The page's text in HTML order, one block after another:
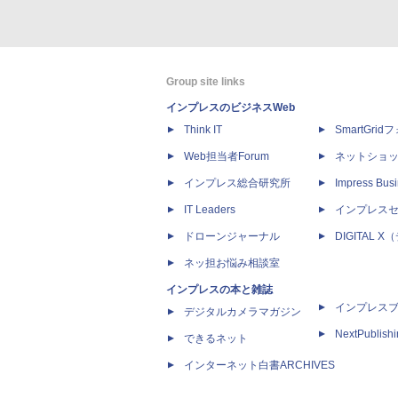
Group site links
インプレスのビジネスWeb
Think IT
Web担当者Forum
インプレス総合研究所
IT Leaders
ドローンジャーナル
ネッ担お悩み相談室
インプレスの本と雑誌
デジタルカメラマガジン
できるネット
インターネット白書ARCHIVES
SmartGridフ
ネットショ
Impress
インプレス
DIGITAL X（
インプレス